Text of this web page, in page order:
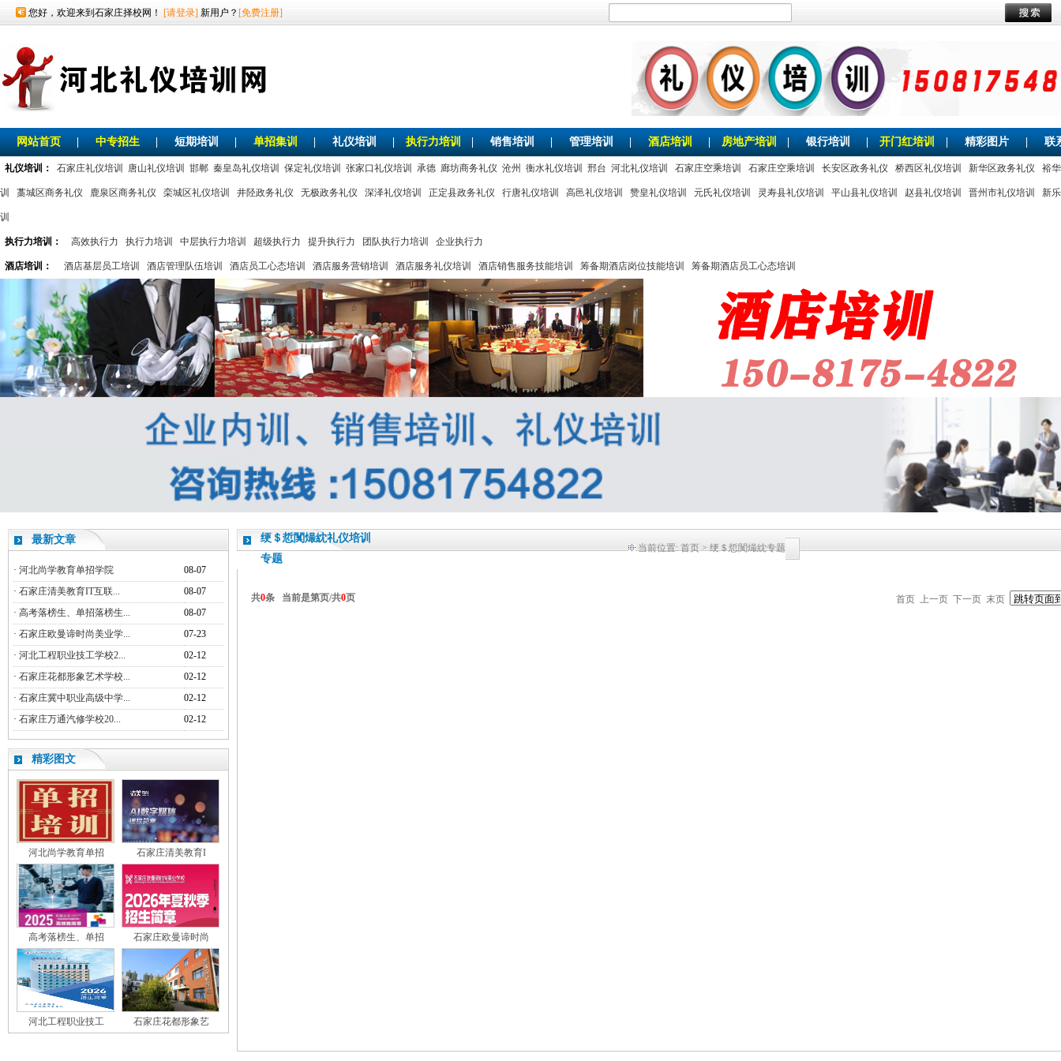
您好，欢迎来到石家庄择校网！ [请登录] 新用户？ [免费注册]
网站首页 中专招生 短期培训 单招集训 礼仪培训 执行力培训 销售培训 管理培训 酒店培训 房地产培训 银行培训 开门红培训 精彩图片 联
礼仪培训： 石家庄礼仪培训 唐山礼仪培训 邯郸 秦皇岛礼仪培训 保定礼仪培训 张家口礼仪培训 承德 廊坊商务礼仪 沧州 衡水礼仪培训 邢台 河北礼仪培训 石家庄空乘培训 石家庄空乘培训 长安区政务礼仪 桥西区礼仪培训 新华区政务礼仪 裕
训 藁城区商务礼仪 鹿泉区商务礼仪 栾城区礼仪培训 井陉政务礼仪 无极政务礼仪 深泽礼仪培训 正定县政务礼仪 行唐礼仪培训 高邑礼仪培训 赞皇礼仪培训 元氏礼仪培训 灵寿县礼仪培训 平山县礼仪培训 赵县礼仪培训 晋州市礼仪培训 新
训
执行力培训： 高效执行力 执行力培训 中层执行力培训 超级执行力 提升执行力 团队执行力培训 企业执行力
酒店培训： 酒店基层员工培训 酒店管理队伍培训 酒店员工心态培训 酒店服务营销培训 酒店服务礼仪培训 酒店销售服务技能培训 筹备期酒店岗位技能培训 筹备期酒店员工心态培训
最新文章
· 河北尚学教育单招学院
08-07
· 石家庄清美教育IT互联...
08-07
· 高考落榜生、单招落榜生...
08-07
· 石家庄欧曼谛时尚美业学...
07-23
· 河北工程职业技工学校2...
02-12
· 石家庄花都形象艺术学校...
02-12
· 石家庄冀中职业高级中学...
02-12
· 石家庄万通汽修学校20... 02-12
精彩图文
河北尚学教育单招 石家庄清美教育I
高考落榜生、单招 石家庄欧曼谛时尚
河北工程职业技工 石家庄花都形象艺
绠＄悊闃熶紞礼仪培训
专题
当前位置:首页> 绠＄悊闃熶紞专题
共0条 当前是第页/共0页 首页 上一页 下一页 末页